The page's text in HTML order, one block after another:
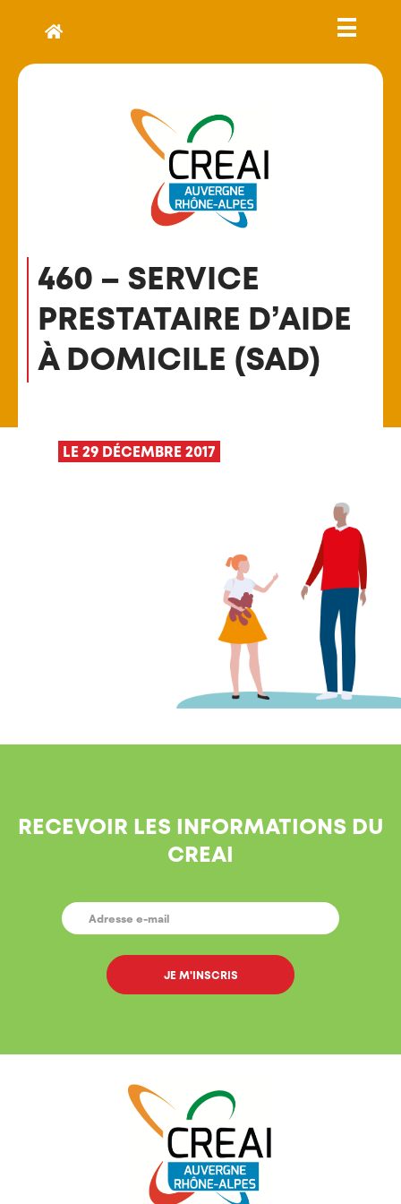
460 – SERVICE
PRESTATAIRE D’AIDE
À DOMICILE (SAD)
LE 29 DÉCEMBRE 2017
RECEVOIR LES INFORMATIONS DU
CREAI
E-
MAIL *